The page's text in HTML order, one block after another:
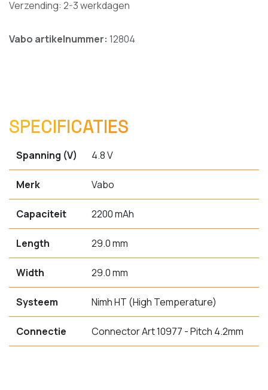
Verzending: 2-3 werkdagen
Vabo artikelnummer: 12804
SPECIFICATIES
Spanning (V) 4.8 V
Merk Vabo
Capaciteit 2200 mAh
Length 29.0 mm
Width 29.0 mm
Systeem Nimh HT (High Temperature)
Connectie Connector Art 10977 - Pitch 4.2mm